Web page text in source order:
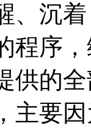
、沉
程序
供的
主要